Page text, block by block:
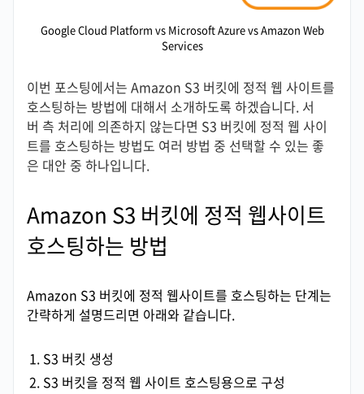
Google Cloud Platform vs Microsoft Azure vs Amazon Web
Services
이번 포스팅에서는 Amazon S3 버킷에 정적 웹 사이트를
호스팅하는 방법에 대해서 소개하도록 하겠습니다. 서
버 측 처리에 의존하지 않는다면 S3 버킷에 정적 웹 사이
트를 호스팅하는 방법도 여러 방법 중 선택할 수 있는 좋
은 대안 중 하나입니다.
Amazon S3 버킷에 정적 웹사이트
호스팅하는 방법
Amazon S3 버킷에 정적 웹사이트를 호스팅하는 단계는
간략하게 설명드리면 아래와 같습니다.
S3 버킷 생성
S3 버킷을 정적 웹 사이트 호스팅용으로 구성